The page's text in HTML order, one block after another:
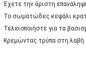
· Έχετε την άριστη
· Το σωματώδες κεφάλι
· Τελειοποιήστε για τα
· Κρεμώντας τρύπα στη